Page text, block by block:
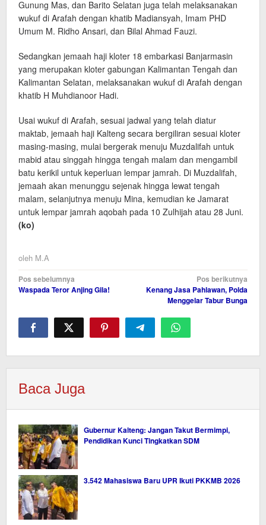
Gunung Mas, dan Barito Selatan juga telah melaksanakan
wukuf di Arafah dengan khatib Madiansyah, Imam PHD
Umum M. Ridho Ansari, dan Bilal Ahmad Fauzi.
Sedangkan jemaah haji kloter 18 embarkasi Banjarmasin
yang merupakan kloter gabungan Kalimantan Tengah dan
Kalimantan Selatan, melaksanakan wukuf di Arafah dengan
khatib H Muhdianoor Hadi.
Usai wukuf di Arafah, sesuai jadwal yang telah diatur
maktab, jemaah haji Kalteng secara bergiliran sesuai kloter
masing-masing, mulai bergerak menuju Muzdalifah untuk
mabid atau singgah hingga tengah malam dan mengambil
batu kerikil untuk keperluan lempar jamrah. Di Muzdalifah,
jemaah akan menunggu sejenak hingga lewat tengah
malam, selanjutnya menuju Mina, kemudian ke Jamarat
untuk lempar jamrah aqobah pada 10 Zulhijah atau 28 Juni.
(ko)
oleh M.A
Navigasi
pos
Pos sebelumnya
Waspada Teror Anjing Gila!
Pos berikutnya
Kenang Jasa Pahlawan, Polda
Menggelar Tabur Bunga
Baca Juga
Gubernur Kalteng: Jangan Takut Bermimpi,
Pendidikan Kunci Tingkatkan SDM
3.542 Mahasiswa Baru UPR Ikuti PKKMB 2026